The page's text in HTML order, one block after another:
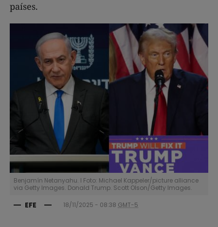
países.
Benjamín Netanyahu. I Foto: Michael Kappeler/picture alliance
via Getty Images. Donald Trump. Scott Olson/Getty Images.
EFE 18/11/2025 - 08:38 GMT-5